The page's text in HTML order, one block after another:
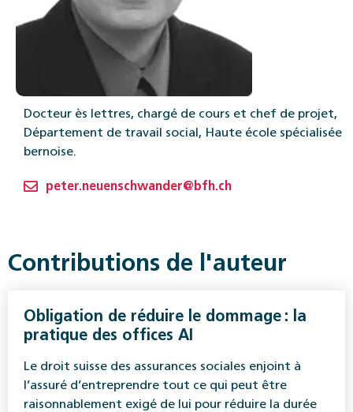
Docteur ès lettres, chargé de cours et chef de projet,
Département de travail social, Haute école spécialisée
bernoise.
peter.neuenschwander@bfh.ch
Contributions de l'auteur
Obligation de réduire le dommage : la
pratique des offices AI
Le droit suisse des assurances sociales enjoint à
l’assuré d’entreprendre tout ce qui peut être
raisonnablement exigé de lui pour réduire la durée